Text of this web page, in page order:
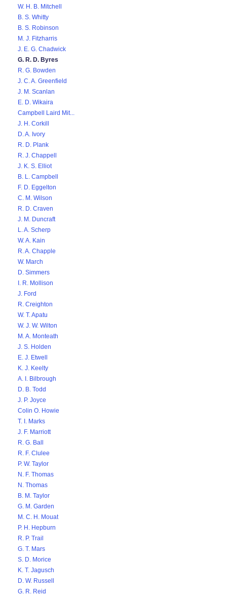
W. H. B. Mitchell
B. S. Whitty
B. S. Robinson
M. J. Fitzharris
J. E. G. Chadwick
G. R. D. Byres
R. G. Bowden
J. C. A. Greenfield
J. M. Scanlan
E. D. Wikaira
Campbell Laird Mit...
J. H. Corkill
D. A. Ivory
R. D. Plank
R. J. Chappell
J. K. S. Elliot
B. L. Campbell
F. D. Eggelton
C. M. Wilson
R. D. Craven
J. M. Duncraft
L. A. Scherp
W. A. Kain
R. A. Chapple
W. March
D. Simmers
I. R. Mollison
J. Ford
R. Creighton
W. T. Apatu
W. J. W. Wilton
M. A. Monteath
J. S. Holden
E. J. Etwell
K. J. Keelty
A. I. Bilbrough
D. B. Todd
J. P. Joyce
Colin O. Howie
T. I. Marks
J. F. Marriott
R. G. Ball
R. F. Clulee
P. W. Taylor
N. F. Thomas
N. Thomas
B. M. Taylor
G. M. Garden
M. C. H. Mouat
P. H. Hepburn
R. P. Trail
G. T. Mars
S. D. Morice
K. T. Jagusch
D. W. Russell
G. R. Reid